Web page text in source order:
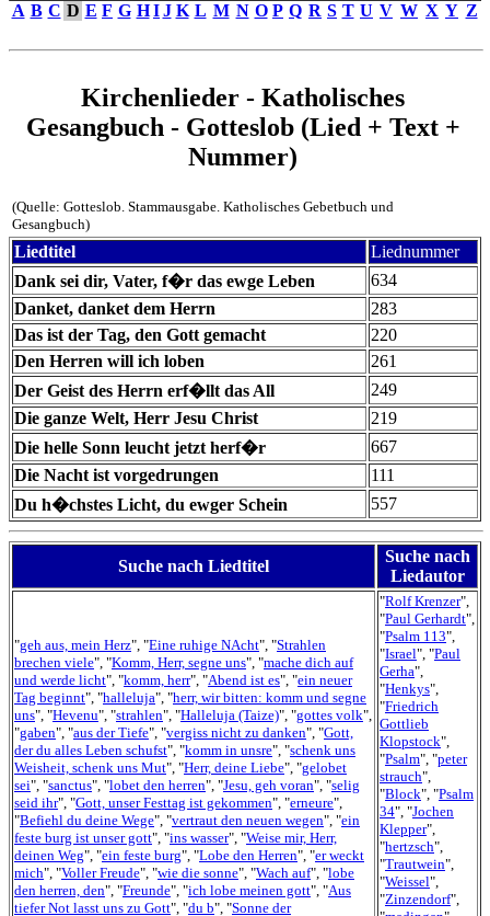
A B C D E F G H IJ K L M N O P Q R S T U V W X Y Z
Kirchenlieder - Katholisches
Gesangbuch - Gotteslob (Lied + Text +
Nummer)
(Quelle: Gotteslob. Stammausgabe. Katholisches Gebetbuch und
Gesangbuch)
Liedtitel
Liednummer
Dank sei dir, Vater, f�r das ewge Leben
634
Danket, danket dem Herrn
283
Das ist der Tag, den Gott gemacht
220
Den Herren will ich loben
261
Der Geist des Herrn erf�llt das All
249
Die ganze Welt, Herr Jesu Christ
219
Die helle Sonn leucht jetzt herf�r
667
Die Nacht ist vorgedrungen
111
Du h�chstes Licht, du ewger Schein
557
Suche nach Liedtitel
Suche nach
Liedautor
"geh aus, mein Herz", "Eine ruhige NAcht", "Strahlen
brechen viele", "Komm, Herr, segne uns", "mache dich auf
und werde licht", "komm, herr", "Abend ist es", "ein neuer
Tag beginnt", "halleluja", "herr, wir bitten: komm und segne
uns", "Hevenu", "strahlen", "Halleluja (Taize)", "gottes volk",
"gaben", "aus der Tiefe", "vergiss nicht zu danken", "Gott,
der du alles Leben schufst", "komm in unsre", "schenk uns
Weisheit, schenk uns Mut", "Herr, deine Liebe", "gelobet
sei", "sanctus", "lobet den herren", "Jesu, geh voran", "selig
seid ihr", "Gott, unser Festtag ist gekommen", "erneure",
"Befiehl du deine Wege", "vertraut den neuen wegen", "ein
feste burg ist unser gott", "ins wasser", "Weise mir, Herr,
deinen Weg", "ein feste burg", "Lobe den Herren", "er weckt
mich", "Voller Freude", "wie die sonne", "Wach auf", "lobe
den herren, den", "Freunde", "ich lobe meinen gott", "Aus
tiefer Not lasst uns zu Gott", "du b", "Sonne der
"Rolf Krenzer",
"Paul Gerhardt",
"Psalm 113",
"Israel", "Paul
Gerha",
"Henkys",
"Friedrich
Gottlieb
Klopstock",
"Psalm", "peter
strauch",
"Block", "Psalm
34", "Jochen
Klepper",
"hertzsch",
"Trautwein",
"Weissel",
"Zinzendorf",